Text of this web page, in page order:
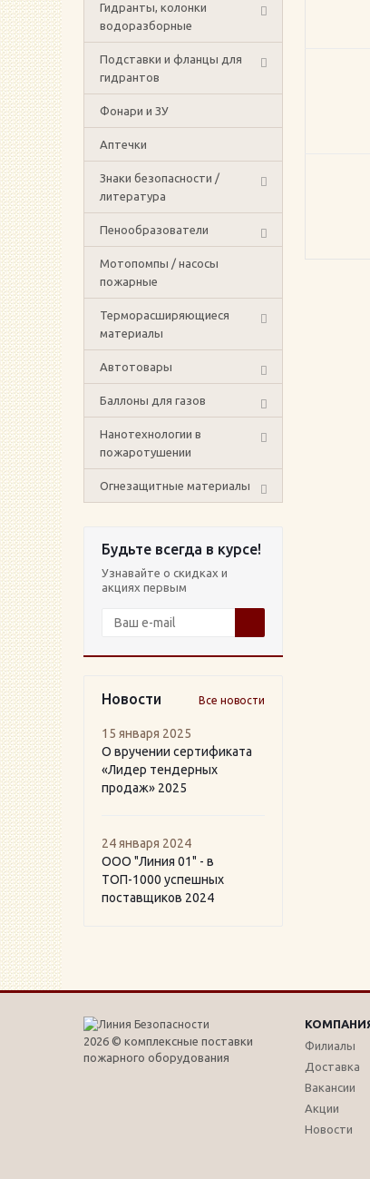
Гидранты, колонки
водоразборные
Подставки и фланцы для
гидрантов
Фонари и ЗУ
Аптечки
Знаки безопасности /
литература
Пенообразователи
Мотопомпы / насосы
пожарные
Терморасширяющиеся
материалы
Автотовары
Баллоны для газов
Нанотехнологии в
пожаротушении
Огнезащитные материалы
Будьте всегда в курсе!
Узнавайте о скидках и
акциях первым
Новости Все новости
15 января 2025
О вручении сертификата
«Лидер тендерных
продаж» 2025
24 января 2024
ООО "Линия 01" - в
ТОП-1000 успешных
поставщиков 2024
2026 © комплексные поставки
пожарного оборудования
Филиалы
Доставка
Вакансии
Акции
Новости